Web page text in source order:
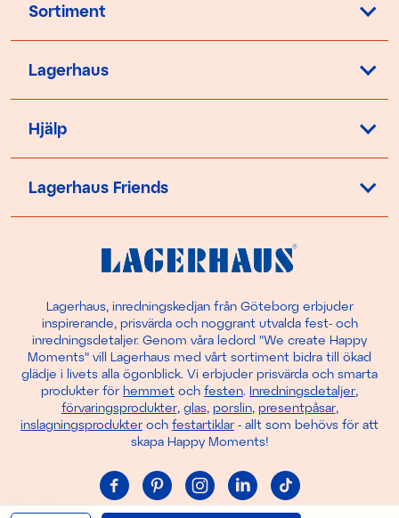
Sortiment
Lagerhaus
Hjälp
Lagerhaus Friends
Lagerhaus, inredningskedjan från Göteborg erbjuder
inspirerande, prisvärda och noggrant utvalda fest- och
inredningsdetaljer. Genom våra ledord "We create Happy
Moments" vill Lagerhaus med vårt sortiment bidra till ökad
glädje i livets alla ögonblick. Vi erbjuder prisvärda och smarta
produkter för hemmet och festen. Inredningsdetaljer,
förvaringsprodukter, glas, porslin, presentpåsar,
inslagningsprodukter och festartiklar - allt som behövs för att
skapa Happy Moments!